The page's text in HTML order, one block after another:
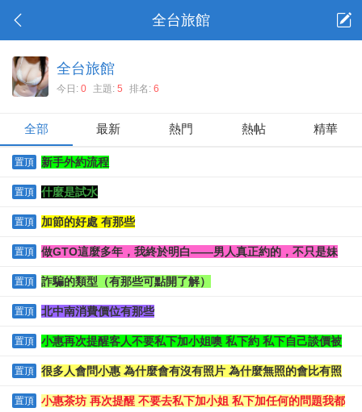
全台旅館
全台旅館
今日:0 主題:5 排名:6
全部 最新 熱門 熱帖 精華
置頂 新手外約流程
置頂 什麼是試水
置頂 加節的好處 有那些
置頂 做GTO這麼多年，我終於明白——男人真正約的，不只是妹
置頂 詐騙的類型（有那些可點開了解）
置頂 北中南消費價位有那些
置頂 小惠再次提醒客人不要私下加小姐噢 私下約 私下自己談價被
騙錢小惠是沒辦法處理的哦
置頂 很多人會問小惠 為什麼會有沒有照片 為什麼無照的會比有照
片的素質好
置頂 小惠茶坊 再次提醒 不要去私下加小姐 私下加任何的問題我都